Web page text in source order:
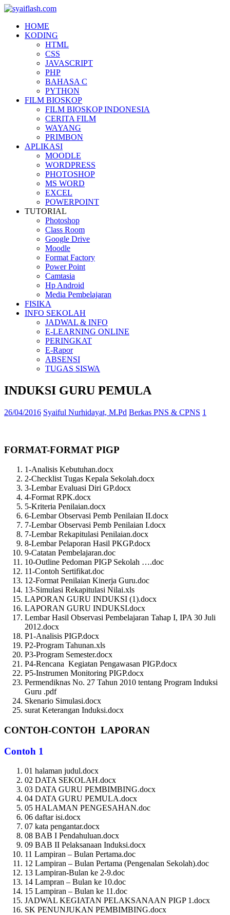
HOME
KODING
HTML
CSS
JAVASCRIPT
PHP
BAHASA C
PYTHON
FILM BIOSKOP
FILM BIOSKOP INDONESIA
CERITA FILM
WAYANG
PRIMBON
APLIKASI
MOODLE
WORDPRESS
PHOTOSHOP
MS WORD
EXCEL
POWERPOINT
TUTORIAL
Photoshop
Class Room
Google Drive
Moodle
Format Factory
Power Point
Camtasia
Hp Android
Media Pembelajaran
FISIKA
INFO SEKOLAH
JADWAL & INFO
E-LEARNING ONLINE
PERINGKAT
E-Rapor
ABSENSI
TUGAS SISWA
INDUKSI GURU PEMULA
26/04/2016 Syaiful Nurhidayat, M.Pd Berkas PNS & CPNS 1
FORMAT-FORMAT PIGP
1-Analisis Kebutuhan.docx
2-Checklist Tugas Kepala Sekolah.docx
3-Lembar Evaluasi Diri GP.docx
4-Format RPK.docx
5-Kriteria Penilaian.docx
6-Lembar Observasi Pemb Penilaian II.docx
7-Lembar Observasi Pemb Penilaian I.docx
7-Lembar Rekapitulasi Penilaian.docx
8-Lembar Pelaporan Hasil PKGP.docx
9-Catatan Pembelajaran.doc
10-Outline Pedoman PIGP Sekolah ….doc
11-Contoh Sertifikat.doc
12-Format Penilaian Kinerja Guru.doc
13-Simulasi Rekapitulasi Nilai.xls
LAPORAN GURU INDUKSI (1).docx
LAPORAN GURU INDUKSI.docx
Lembar Hasil Observasi Pembelajaran Tahap I, IPA 30 Juli
2012.docx
P1-Analisis PIGP.docx
P2-Program Tahunan.xls
P3-Program Semester.docx
P4-Rencana Kegiatan Pengawasan PIGP.docx
P5-Instrumen Monitoring PIGP.docx
Permendiknas No. 27 Tahun 2010 tentang Program Induksi
Guru .pdf
Skenario Simulasi.docx
surat Keterangan Induksi.docx
CONTOH-CONTOH LAPORAN
Contoh 1
01 halaman judul.docx
02 DATA SEKOLAH.docx
03 DATA GURU PEMBIMBING.docx
04 DATA GURU PEMULA.docx
05 HALAMAN PENGESAHAN.doc
06 daftar isi.docx
07 kata pengantar.docx
08 BAB I Pendahuluan.docx
09 BAB II Pelaksanaan Induksi.docx
11 Lampiran – Bulan Pertama.doc
12 Lampiran – Bulan Pertama (Pengenalan Sekolah).doc
13 Lampiran-Bulan ke 2-9.doc
14 Lampran – Bulan ke 10.doc
15 Lampiran – Bulan ke 11.doc
JADWAL KEGIATAN PELAKSANAAN PIGP 1.docx
SK PENUNJUKAN PEMBIMBING.docx